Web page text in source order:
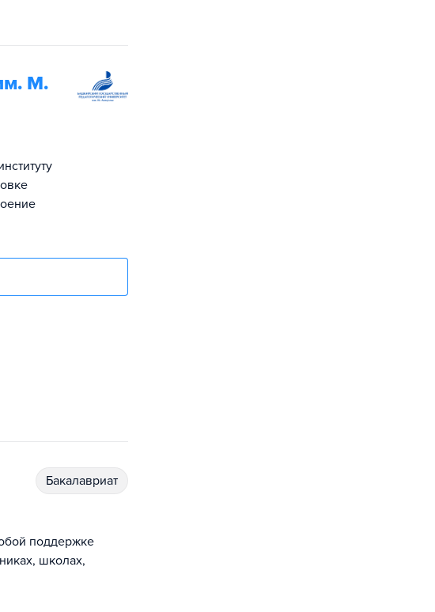
М.
бакалавриат
поддержке
школах,